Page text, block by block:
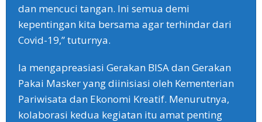
dan mencuci tangan. Ini semua demi
kepentingan kita bersama agar terhindar dari
Covid-19,” tuturnya.
Ia mengapreasiasi Gerakan BISA dan Gerakan
Pakai Masker yang diinisiasi oleh Kementerian
Pariwisata dan Ekonomi Kreatif. Menurutnya,
kolaborasi kedua kegiatan itu amat penting